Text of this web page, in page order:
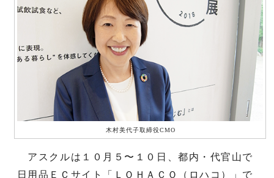
木村美代子取締役CMO
アスクルは１０月５〜１０日、都内・代官山で
日用品ＥＣサイト「ＬＯＨＡＣＯ（ロハコ）」で